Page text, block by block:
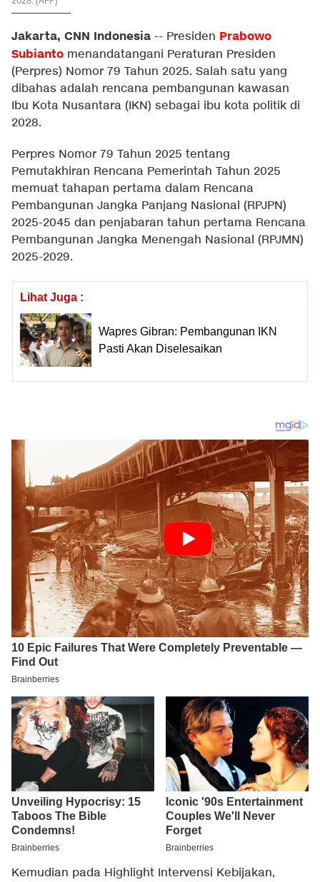
Jakarta, CNN Indonesia -- Presiden Prabowo
Subianto menandatangani Peraturan Presiden
(Perpres) Nomor 79 Tahun 2025. Salah satu yang
dibahas adalah rencana pembangunan kawasan
Ibu Kota Nusantara (IKN) sebagai ibu kota politik di
2028.
Perpres Nomor 79 Tahun 2025 tentang
Pemutakhiran Rencana Pemerintah Tahun 2025
memuat tahapan pertama dalam Rencana
Pembangunan Jangka Panjang Nasional (RPJPN)
2025-2045 dan penjabaran tahun pertama Rencana
Pembangunan Jangka Menengah Nasional (RPJMN)
2025-2029.
Lihat Juga :
Wapres Gibran: Pembangunan IKN
Pasti Akan Diselesaikan
Kemudian pada Highlight Intervensi Kebijakan,